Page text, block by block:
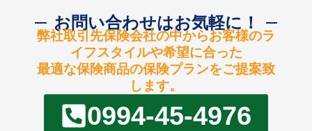
お問い合わせはお気軽に！
弊社取引先保険会社の中からお客様のラ
イフスタイルや希望に合った
最適な保険商品の保険プランをご提案致
します。
0994-45-4976